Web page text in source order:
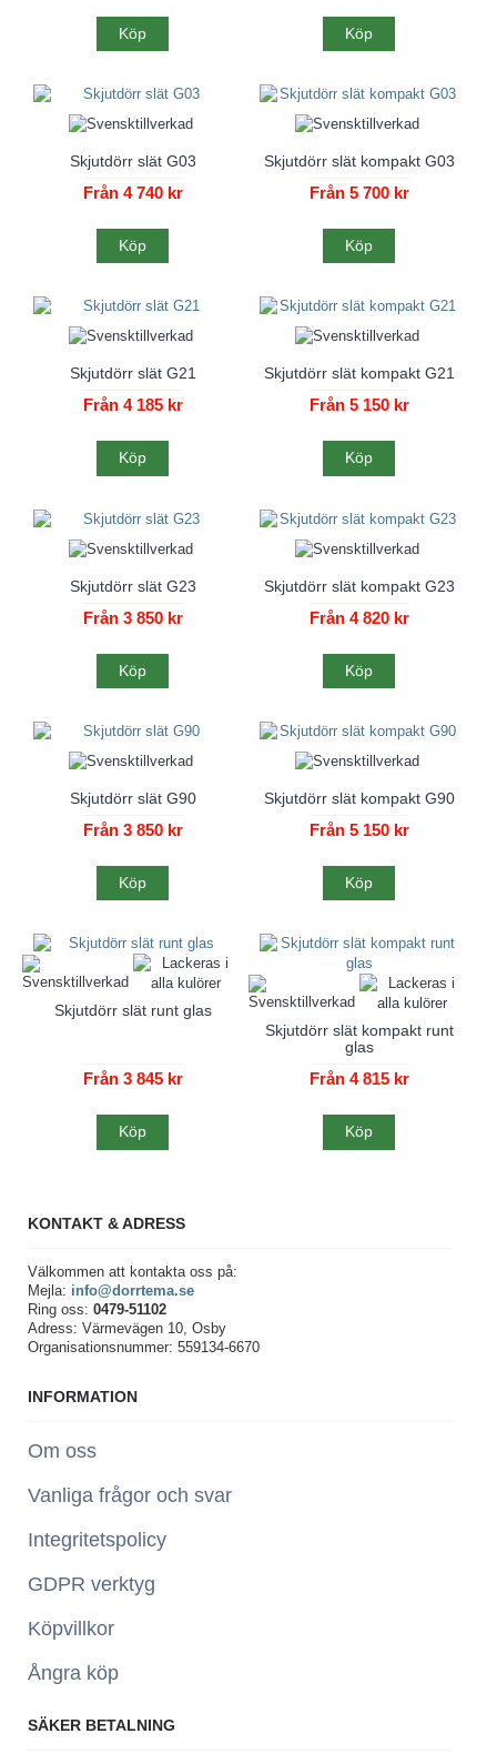
Köp Köp
Skjutdörr slät G03
Från 4 740 kr
Köp
Skjutdörr slät kompakt G03
Från 5 700 kr
Köp
Skjutdörr slät G21
Från 4 185 kr
Köp
Skjutdörr slät kompakt G21
Från 5 150 kr
Köp
Skjutdörr slät G23
Från 3 850 kr
Köp
Skjutdörr slät kompakt G23
Från 4 820 kr
Köp
Skjutdörr slät G90
Från 3 850 kr
Köp
Skjutdörr slät kompakt G90
Från 5 150 kr
Köp
Skjutdörr slät runt glas
Från 3 845 kr
Köp
Skjutdörr slät kompakt runt
glas
Från 4 815 kr
Köp
KONTAKT & ADRESS
Välkommen att kontakta oss på:
Mejla: info@dorrtema.se
Ring oss: 0479-51102
Adress: Värmevägen 10, Osby
Organisationsnummer: 559134-6670
INFORMATION
Om oss
Vanliga frågor och svar
Integritetspolicy
GDPR verktyg
Köpvillkor
Ångra köp
SÄKER BETALNING